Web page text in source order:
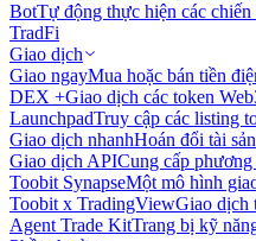
BotTự động thực hiện các
TradFi
Giao dịch
Giao ngayMua hoặc bán tiền
DEX +Giao dịch các token
LaunchpadTruy cập các listing
Giao dịch nhanhHoán đổi tài
Giao dịch APICung cấp
Toobit SynapseMột mô hình
Toobit x TradingViewGiao dịch
Agent Trade KitTrang bị kỹ